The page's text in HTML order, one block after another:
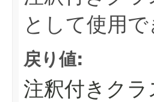
として使用
戻り値:
注釈付きク